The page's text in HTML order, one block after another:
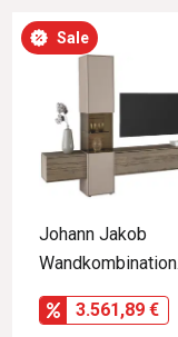
Sale
Johann Jakob
Wandkombination
LANDO
3.561,89 €